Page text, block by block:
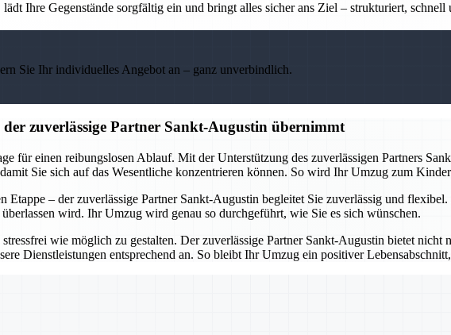
Ihre Gegenstände sorgfältig ein und bringt alles sicher ans Ziel – strukturiert, schnell
Sie Ihr individuelles Angebot an – ganz unverbindlich.
zuverlässige Partner Sankt-Augustin übernimmt
für einen reibungslosen Ablauf. Mit der Unterstützung des zuverlässigen Partners
Sie sich auf das Wesentliche konzentrieren können. So wird Ihr Umzug zum
Etappe – der zuverlässige Partner Sankt-Augustin begleitet Sie zuverlässig und
wird. Ihr Umzug wird genau so durchgeführt, wie Sie es sich wünschen.
wie möglich zu gestalten. Der zuverlässige Partner Sankt-Augustin bietet
Dienstleistungen entsprechend an. So bleibt Ihr Umzug ein positiver